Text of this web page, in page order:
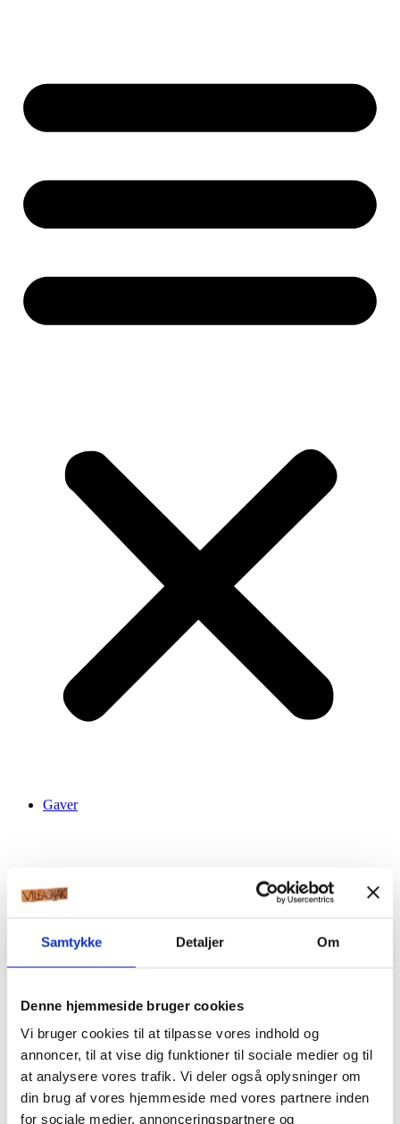
Samtykke Detaljer Om
Denne hjemmeside bruger cookies
Vi bruger cookies til at tilpasse vores indhold og
annoncer, til at vise dig funktioner til sociale medier og til
at analysere vores trafik. Vi deler også oplysninger om
din brug af vores hjemmeside med vores partnere inden
for sociale medier, annonceringspartnere og
Gaver